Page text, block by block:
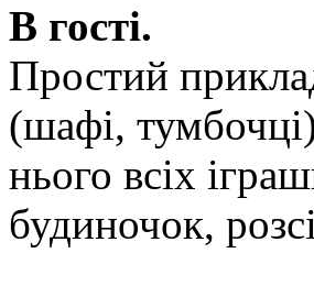
В гості.
Простий
(шафі,
нього всіх
будиночок,